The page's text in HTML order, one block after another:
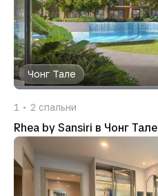
Чонг Тале
1 2 спальни
Rhea by Sansiri в Чонг Тале